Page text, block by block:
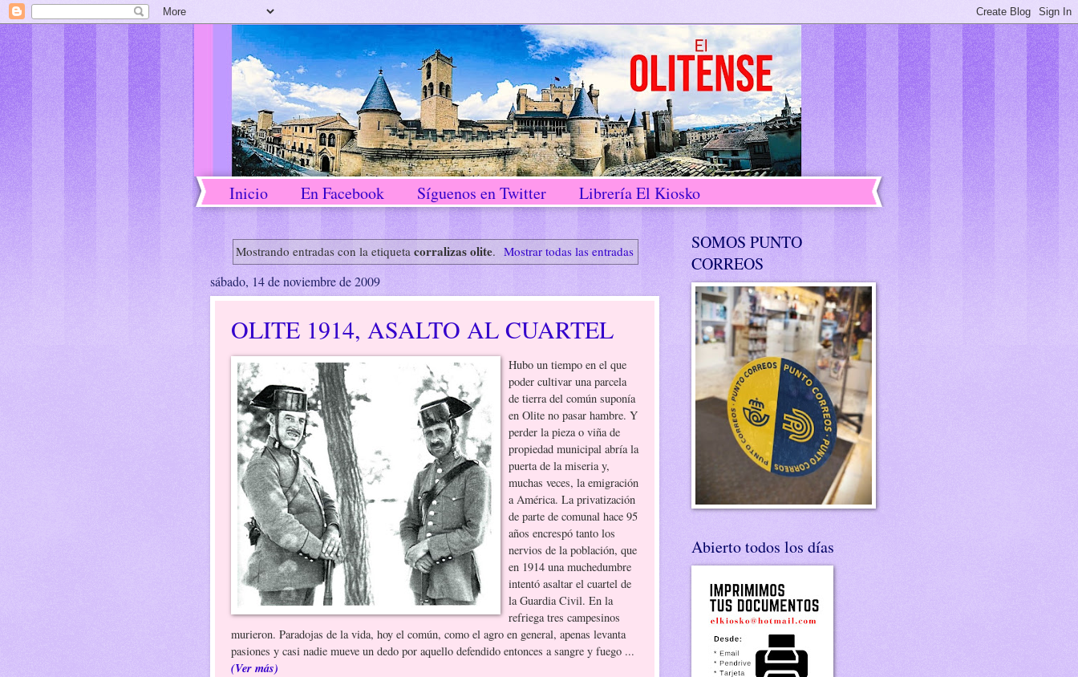
Inicio En Facebook Síguenos en Twitter Librería El Kiosko
Mostrando entradas con la etiqueta corralizas olite. Mostrar todas las entradas
sábado, 14 de noviembre de 2009
OLITE 1914, ASALTO AL CUARTEL
Hubo un tiempo en el que
poder cultivar una parcela
de tierra del común suponía
en Olite no pasar hambre. Y
perder la pieza o viña de
propiedad municipal abría la
puerta de la miseria y,
muchas veces, la emigración
a América. La privatización
de parte de comunal hace 95
años encrespó tanto los
nervios de la población, que
en 1914 una muchedumbre
intentó asaltar el cuartel de
la Guardia Civil. En la
refriega tres campesinos
murieron. Paradojas de la vida, hoy el común, como el agro en general, apenas levanta
pasiones y casi nadie mueve un dedo por aquello defendido entonces a sangre y fuego ...
(Ver más)
SOMOS PUNTO
CORREOS
Abierto todos los días